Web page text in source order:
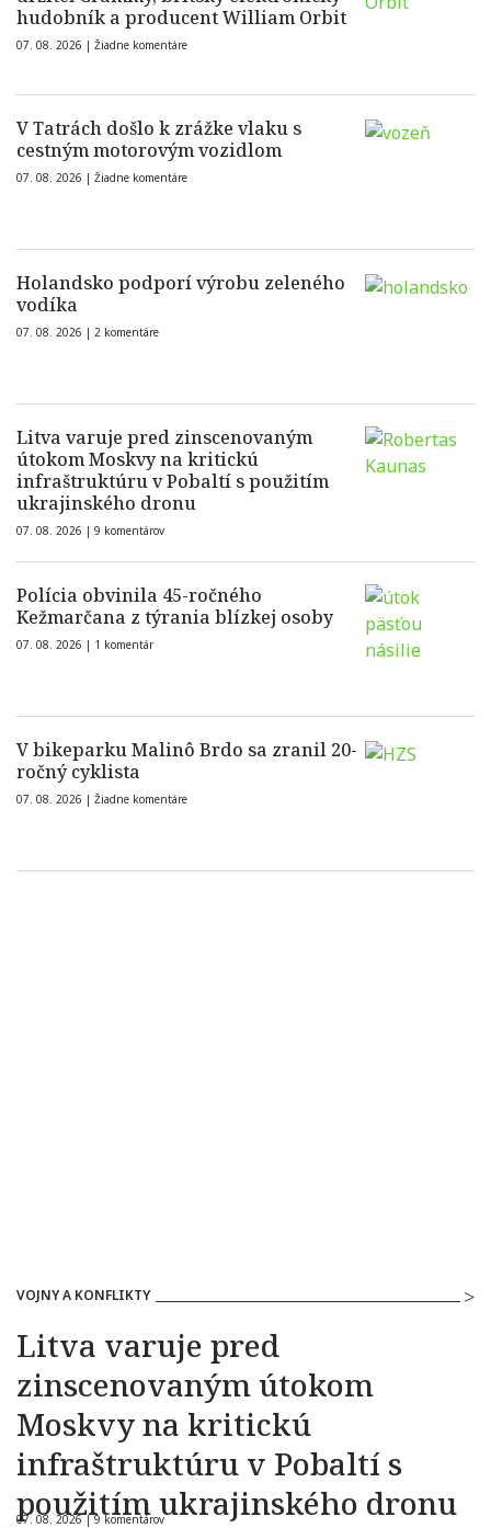
hudobník a producent William Orbit
07. 08. 2026 | Žiadne komentáre
V Tatrách došlo k zrážke vlaku s
cestným motorovým vozidlom
07. 08. 2026 | Žiadne komentáre
Holandsko podporí výrobu zeleného
vodíka
07. 08. 2026 | 2 komentáre
Litva varuje pred zinscenovaným
útokom Moskvy na kritickú
infraštruktúru v Pobaltí s použitím
ukrajinského dronu
07. 08. 2026 | 9 komentárov
Polícia obvinila 45-ročného
Kežmarčana z týrania blízkej osoby
07. 08. 2026 | 1 komentár
V bikeparku Malinô Brdo sa zranil 20-
ročný cyklista
07. 08. 2026 | Žiadne komentáre
VOJNY A KONFLIKTY
Litva varuje pred
zinscenovaným útokom
Moskvy na kritickú
infraštruktúru v Pobaltí s
použitím ukrajinského dronu
07. 08. 2026 |9 komentárov